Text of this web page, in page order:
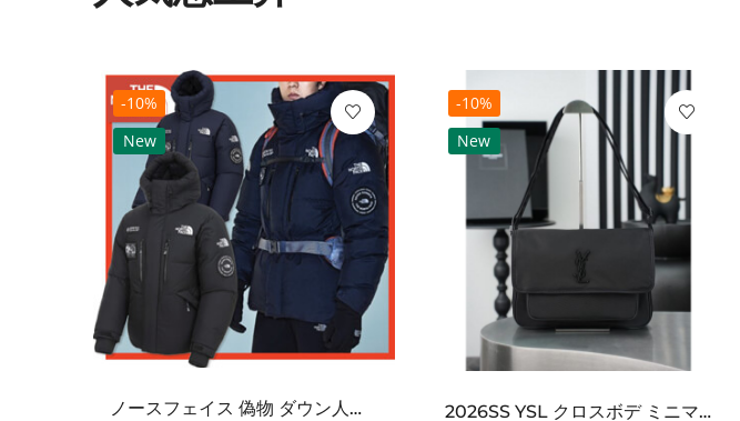
-10%
New
ノースフェイス 偽物 ダウン人気【THE NORTH FACE】M'S 7 SUMMIT HIM...
-10%
New
2026SS YSL クロスボデ ミニマルフラップショルダー SAINT LAURENT サンロ...